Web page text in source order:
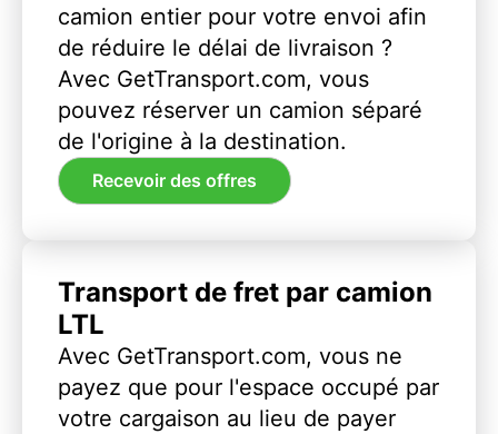
camion entier pour votre envoi afin
de réduire le délai de livraison ?
Avec GetTransport.com, vous
pouvez réserver un camion séparé
de l'origine à la destination.
Recevoir des offres
Transport de fret par camion
LTL
Avec GetTransport.com, vous ne
payez que pour l'espace occupé par
votre cargaison au lieu de payer